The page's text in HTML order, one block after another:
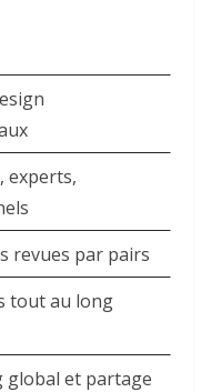
experts,
revues par pairs
tout au long
global et partage